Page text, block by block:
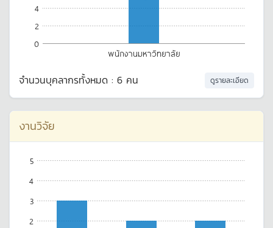
พนักงานมหาวิทยาลัย
0
2
4
ดูรายละเอียด
จำนวนบุคลากรทั้งหมด : 6 คน
งานวิจัย
2
3
4
5